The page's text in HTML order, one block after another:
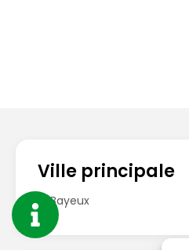
Ville principale
Bayeux